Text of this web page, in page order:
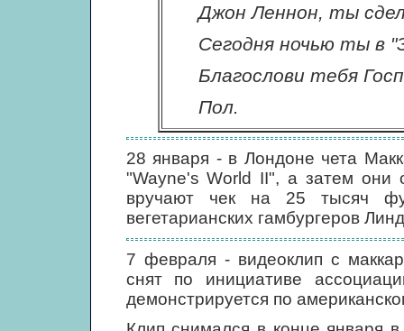
Джон Леннон, ты
Сегодня ночью ты в
Благослови тебя
Пол.
28 января - в Лондоне чета
"Wayne's World II", а затем они
вручают чек на 25 тысяч
вегетарианских гамбургеров
7 февраля - видеоклип с
снят по инициативе
демонстрируется по